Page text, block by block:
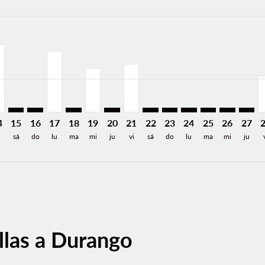
USD437
15
sá
16
do
17
lu
18
ma
19
mi
DFW–DGO: cmp-view-offers-
20
ju
21
vi
DFW–DGO: cmp-view-
22
sá
DFW–DGO: cmp-
23
do
DFW–DGO: cmp-
24
lu
DFW–DGO:
25
ma
26
mi
27
ju
a Durango